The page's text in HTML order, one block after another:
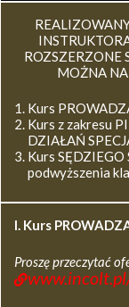
ROZSZERZONE
MOŻNA
Kurs
Kurs z zakresu
DZIAŁAŃ
Kurs SĘDZIEGO
podwyższenia
I. Kurs
Proszę przeczytać